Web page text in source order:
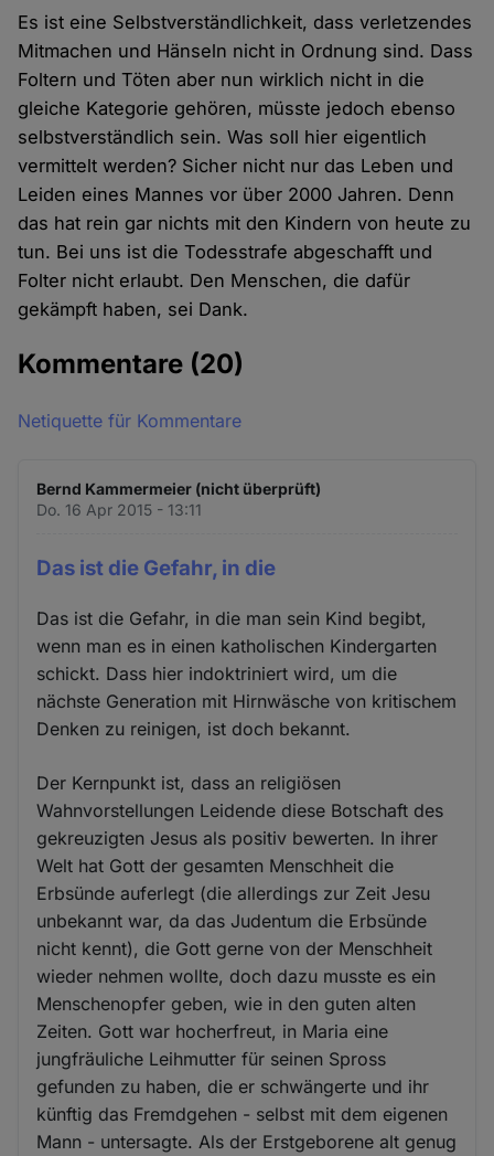
Es ist eine Selbstverständlichkeit, dass verletzendes
Mitmachen und Hänseln nicht in Ordnung sind. Dass
Foltern und Töten aber nun wirklich nicht in die
gleiche Kategorie gehören, müsste jedoch ebenso
selbstverständlich sein. Was soll hier eigentlich
vermittelt werden? Sicher nicht nur das Leben und
Leiden eines Mannes vor über 2000 Jahren. Denn
das hat rein gar nichts mit den Kindern von heute zu
tun. Bei uns ist die Todesstrafe abgeschafft und
Folter nicht erlaubt. Den Menschen, die dafür
gekämpft haben, sei Dank.
Kommentare (20)
Netiquette für Kommentare
Bernd Kammermeier (nicht überprüft)
Do. 16 Apr 2015 - 13:11
Das ist die Gefahr, in die
Das ist die Gefahr, in die man sein Kind begibt,
wenn man es in einen katholischen Kindergarten
schickt. Dass hier indoktriniert wird, um die
nächste Generation mit Hirnwäsche von kritischem
Denken zu reinigen, ist doch bekannt.
Der Kernpunkt ist, dass an religiösen
Wahnvorstellungen Leidende diese Botschaft des
gekreuzigten Jesus als positiv bewerten. In ihrer
Welt hat Gott der gesamten Menschheit die
Erbsünde auferlegt (die allerdings zur Zeit Jesu
unbekannt war, da das Judentum die Erbsünde
nicht kennt), die Gott gerne von der Menschheit
wieder nehmen wollte, doch dazu musste es ein
Menschenopfer geben, wie in den guten alten
Zeiten. Gott war hocherfreut, in Maria eine
jungfräuliche Leihmutter für seinen Spross
gefunden zu haben, die er schwängerte und ihr
künftig das Fremdgehen - selbst mit dem eigenen
Mann - untersagte. Als der Erstgeborene alt genug